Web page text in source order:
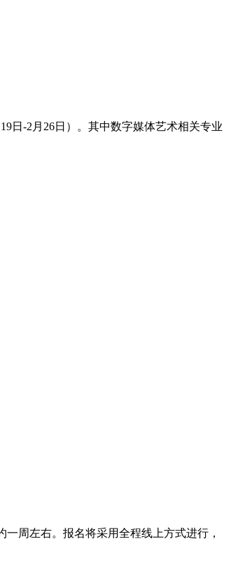
日-2月26日）。其中数字媒体艺术相关专业
周左右。报名将采用全程线上方式进行，